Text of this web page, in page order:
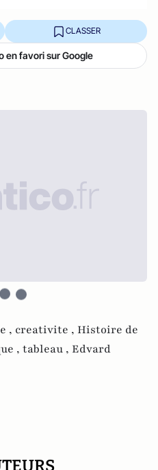
CLASSER
en favori sur Google
, creativite , Histoire de
, tableau , Edvard